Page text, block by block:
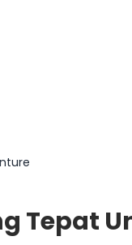
Tepat